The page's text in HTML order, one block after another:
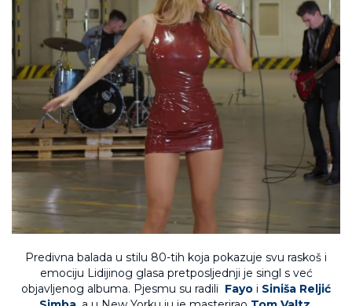
Predivna balada u stilu 80-tih koja pokazuje svu raskoš i
emociju Lidijinog glasa pretposljednji je singl s već
objavljenog albuma. Pjesmu su radili Fayo i Siniša Reljić